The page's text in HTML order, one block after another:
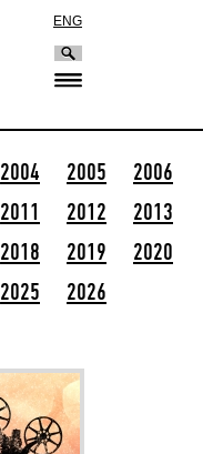
ENG
2004 2005
2006
2011 2012
2013
2018 2019
2020
2025 2026